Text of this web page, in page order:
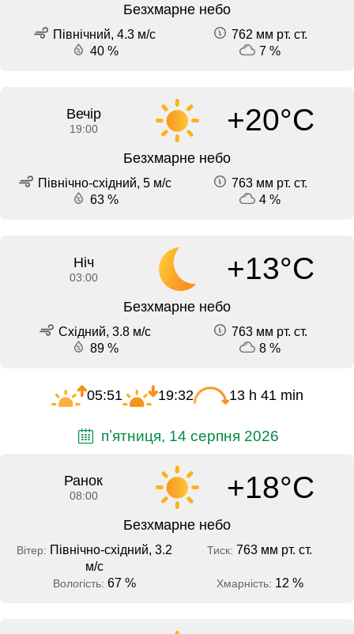
Безхмарне небо
Північний, 4.3 м/с
762 мм рт. ст.
40 %
7 %
Вечір
19:00 +20°C
Безхмарне небо
Північно-східний, 5 м/с
763 мм рт. ст.
63 %
4 %
Ніч
03:00 +13°C
Безхмарне небо
Східний, 3.8 м/с
763 мм рт. ст.
89 %
8 %
05:51 19:32 13 h 41 min
пʼятниця, 14 серпня 2026
Ранок
08:00 +18°C
Безхмарне небо
Вітер: Північно-східний, 3.2
м/с
Тиск: 763 мм рт. ст.
Вологість: 67 % Хмарність: 12 %